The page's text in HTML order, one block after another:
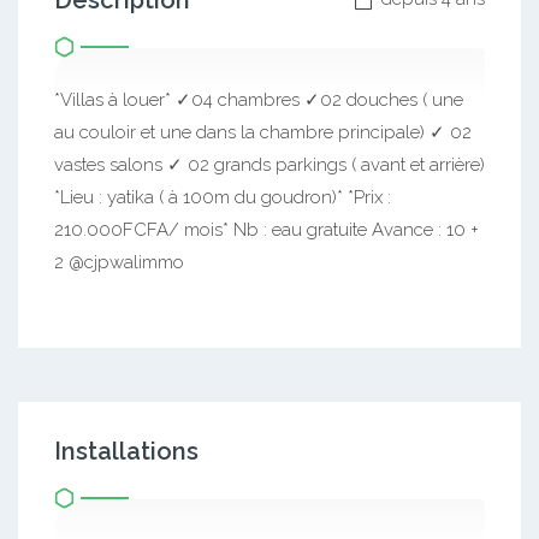
*Villas à louer* ✓04 chambres ✓02 douches ( une
au couloir et une dans la chambre principale) ✓ 02
vastes salons ✓ 02 grands parkings ( avant et arrière)
*Lieu : yatika ( à 100m du goudron)* *Prix :
210.000FCFA/ mois* Nb : eau gratuite Avance : 10 +
2 @cjpwalimmo
Installations